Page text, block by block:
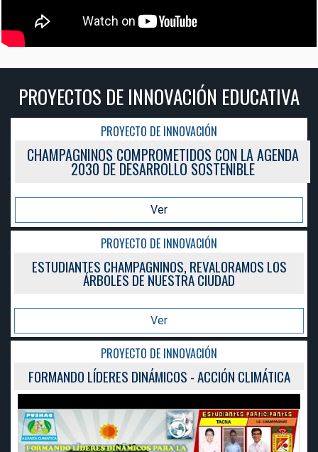
PROYECTOS DE INNOVACIÓN
PROYECTO DE INNOVACIÓN
CHAMPAGNINOS COMPROMETIDOS CON
2030 DE DESARROLLO SOSTENIBLE
PROYECTO DE INNOVACIÓN
ESTUDIANTES CHAMPAGNINOS,
ÁRBOLES DE NUESTRA CIUDAD
PROYECTO DE INNOVACIÓN
FORMANDO LÍDERES DINÁMICOS - ACCIÓN